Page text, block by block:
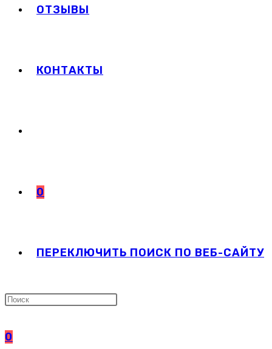
ОТЗЫВЫ
КОНТАКТЫ
0
ПЕРЕКЛЮЧИТЬ ПОИСК ПО ВЕБ-САЙТУ
0